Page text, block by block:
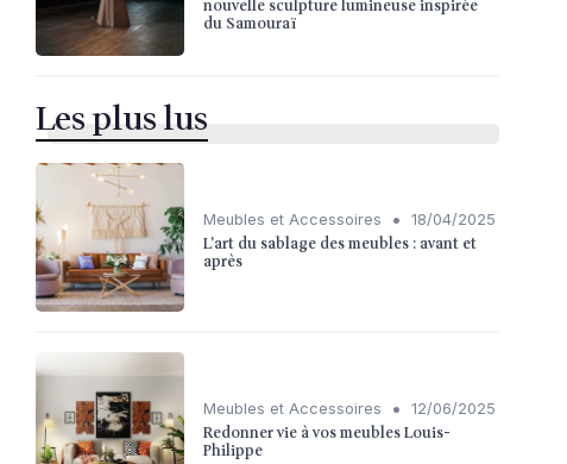
nouvelle sculpture lumineuse inspirée
du Samouraï
Les plus lus
Meubles et Accessoires • 18/04/2025
L'art du sablage des meubles : avant et
après
Meubles et Accessoires • 12/06/2025
Redonner vie à vos meubles Louis-
Philippe